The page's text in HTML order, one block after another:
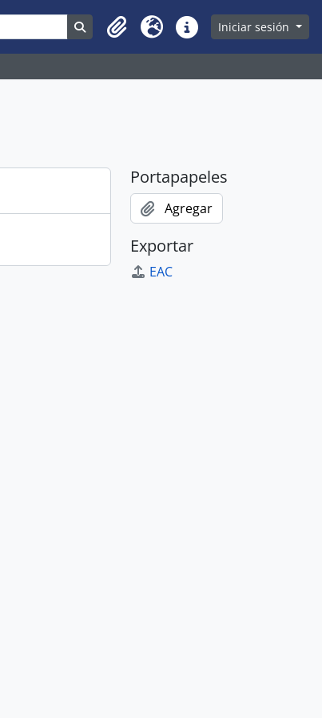
Search in browse page
Clipboard
Idioma Enlaces rápidos
Iniciar sesión
Portapapeles
Agregar
Exportar
EAC